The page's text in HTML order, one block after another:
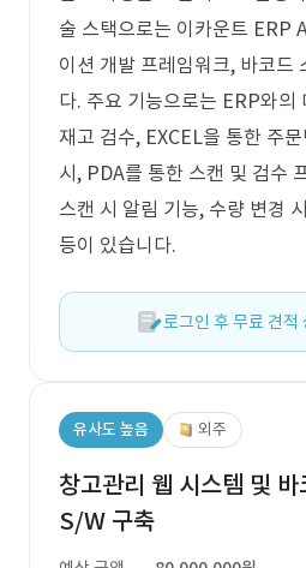
술 스택으로는 이카운트 ERP
이션 개발 프레임워크, 바코드
다. 주요 기능으로는 ERP와의
재고 검수, EXCEL을 통한 주
시, PDA를 통한 스캔 및 검수
스캔 시 알림 기능, 수량 변경
등이 있습니다.
로그인 후 무료 견적
유사도 높음 외주
창고관리 웹 시스템 및
S/W 구축